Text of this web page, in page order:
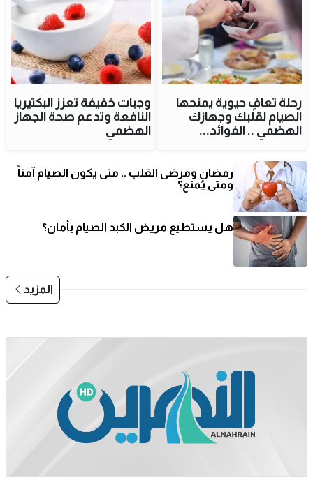
رحلة تعافٍ حيوية يمنحها
الصيام لقلبك وجهازك
الهضمي .. الفوائد...
وجبات خفيفة تعزز البكتيريا
النافعة وتدعم صحة الجهاز
الهضمي
رمضان ومرضى القلب .. متى يكون الصيام آمناً
ومتى يُمنع؟
هل يستطيع مريض الكبد الصيام بأمان؟
المزيد